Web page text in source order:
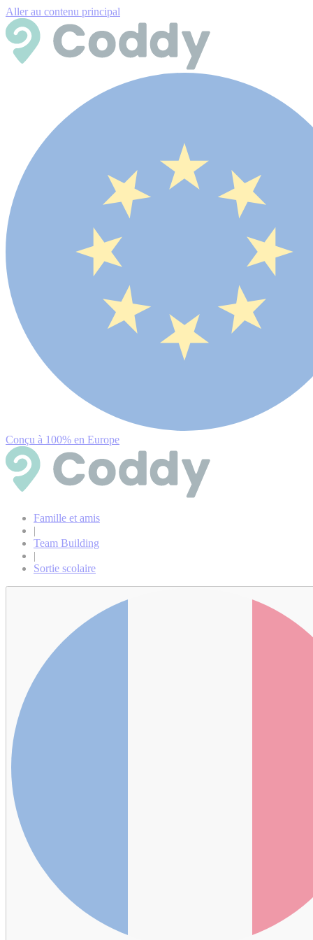
Aller au contenu principal
Conçu à 100% en Europe
Famille et amis
|
Team Building
|
Sortie scolaire